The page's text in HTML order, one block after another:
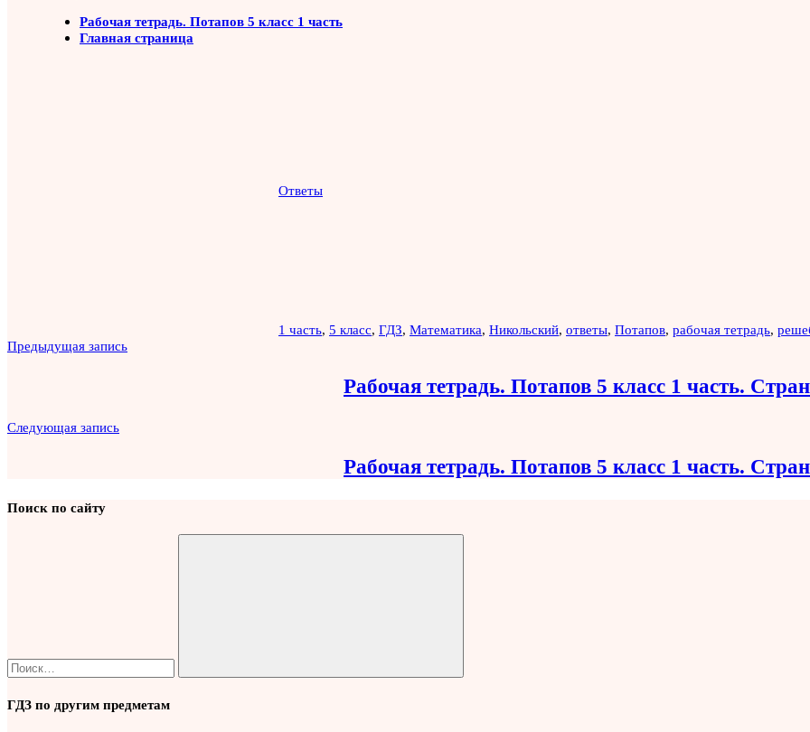
Рабочая тетрадь. Потапов 5 класс 1 часть
Главная страница
Ответы
1 часть, 5 класс, ГДЗ, Математика, Никольский, ответы, Потапов, рабочая тетрадь,
Навигация
Предыдущая запись
Рабочая тетрадь. Потапов 5 класс 1 часть.
Следующая запись
Рабочая тетрадь. Потапов 5 класс 1 часть.
Поиск по сайту
Поиск
ГДЗ по другим предметам